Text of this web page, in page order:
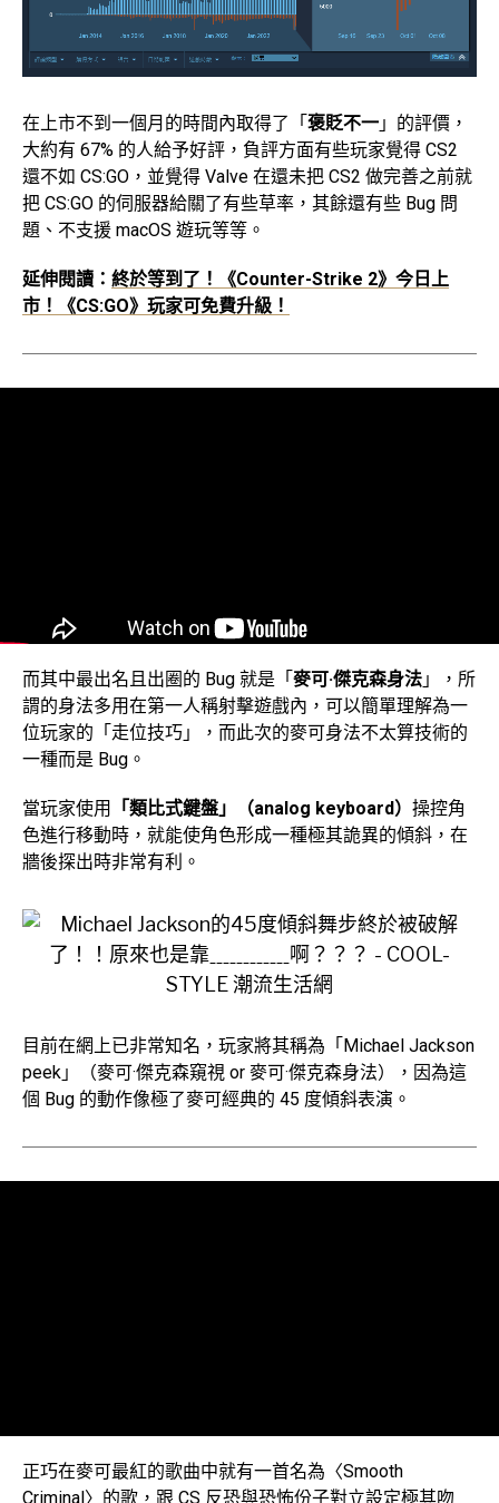
在上市不到一個月的時間內取得了「 褒貶不一 」的評價，
大約有 67% 的人給予好評，負評方面有些玩家覺得 CS2
還不如 CS:GO，並覺得 Valve 在還未把 CS2 做完善之前就
把 CS:GO 的伺服器給關了有些草率，其餘還有些 Bug 問
題、不支援 macOS 遊玩等等。
延伸閱讀： 終於等到了！《Counter-Strike 2》今日上
市！《CS:GO》玩家可免費升級！
而其中最出名且出圈的 Bug 就是「麥可·傑克森身法 」，所
謂的身法多用在第一人稱射擊遊戲內，可以簡單理解為一
位玩家的「走位技巧」，而此次的麥可身法不太算技術的
一種而是 Bug。
當玩家使用 「類比式鍵盤」（analog keyboard） 操控角
色進行移動時，就能使角色形成一種極其詭異的傾斜，在
牆後探出時非常有利。
目前在網上已非常知名，玩家將其稱為「Michael Jackson
peek」（麥可·傑克森窺視 or 麥可·傑克森身法），因為這
個 Bug 的動作像極了麥可經典的 45 度傾斜表演。
正巧在麥可最紅的歌曲中就有一首名為〈Smooth
Criminal〉的歌，跟 CS 反恐與恐怖份子對立設定極其吻